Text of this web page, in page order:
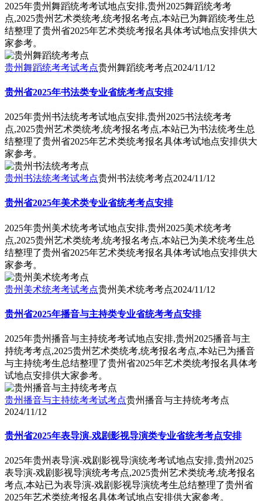
2025年贵州舞蹈统考考试地点安排,贵州2025舞蹈统考考
点,2025贵州艺术类统考,统考报名考点,本站已为舞蹈统考生总
结整理了贵州省2025年艺术类统考报名具体考试地点安排供大
家参考。
贵州舞蹈统考考试考点贵州舞蹈统考考点2024/11/12
贵州省2025年书法类专业省统考考点安排
2025年贵州书法统考考试地点安排,贵州2025书法统考考
点,2025贵州艺术类统考,统考报名考点,本站已为书法统考生总
结整理了贵州省2025年艺术类统考报名具体考试地点安排供大
家参考。
贵州书法统考考试考点贵州书法统考考点2024/11/12
贵州省2025年美术类专业省统考考点安排
2025年贵州美术统考考试地点安排,贵州2025美术统考考
点,2025贵州艺术类统考,统考报名考点,本站已为美术统考生总
结整理了贵州省2025年艺术类统考报名具体考试地点安排供大
家参考。
贵州美术统考考试考点贵州美术统考考点2024/11/12
贵州省2025年播音与主持类专业省统考考点安排
2025年贵州播音与主持统考考试地点安排,贵州2025播音与主
持统考考点,2025贵州艺术类统考,统考报名考点,本站已为播音
与主持统考生总结整理了贵州省2025年艺术类统考报名具体考
试地点安排供大家参考。
贵州播音与主持统考考试考点贵州播音与主持统考考点
2024/11/12
贵州省2025年表导演-戏剧影视导演类专业省统考考点安排
2025年贵州表导演-戏剧影视导演统考考试地点安排,贵州2025
表导演-戏剧影视导演统考考点,2025贵州艺术类统考,统考报名
考点,本站已为表导演-戏剧影视导演统考生总结整理了贵州省
2025年艺术类统考报名具体考试地点安排供大家参考。